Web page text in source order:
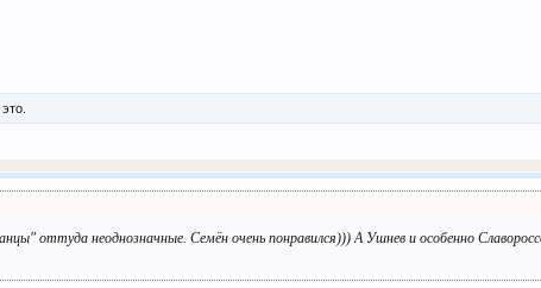
оттуда неоднозначные. Семён очень понравился))) А Ушнев и особенно